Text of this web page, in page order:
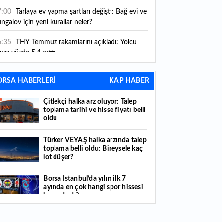
kurallar yürürlüğe girdi
için yeni kurallar neler?
yüzde 5,4 arttı
Piyasaların beklediği veri geldi: ABD tarım
istihdam rakamları açıklandı
Çitlekçi halka arz oluyor: Talep toplama
ve hisse fiyatı belli oldu
istediğini savundu
Boğaz’ın kıtaları birleştiren ruhu Memorial
Hafta sonu hava nasıl olacak?
HABERLERİ KAP HABER
Çitlekçi halka arz oluyor: Talep
toplama tarihi ve hisse fiyatı belli
oldu
Türker VEYAŞ halka arzında talep
toplama belli oldu: Bireysele kaç
lot düşer?
Borsa İstanbul’da yılın ilk 7
ayında en çok hangi spor hissesi
kazandırdı?